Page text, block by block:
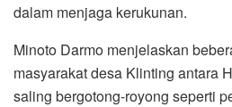
dalam menjaga kerukunan.
Minoto Darmo menjelaskan
masyarakat desa Klinting antara
saling bergotong-royong seperti